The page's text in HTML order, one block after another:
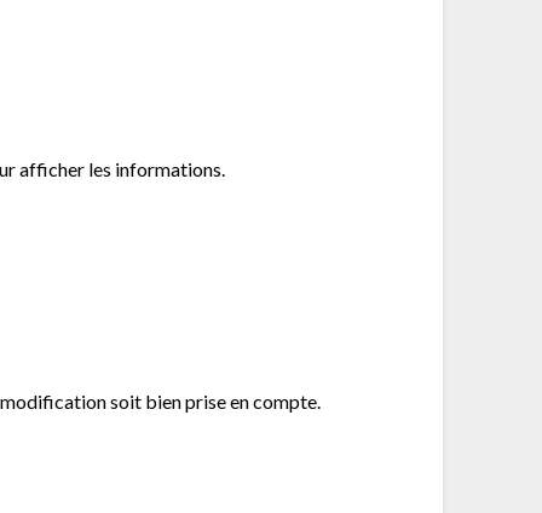
afficher les informations.
soit bien prise en compte.